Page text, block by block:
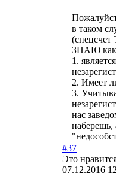
в таком
ЗНАЮ как
1.
2. Имеет
3.
нас
наберешь,
#37
Это
07.12.2016